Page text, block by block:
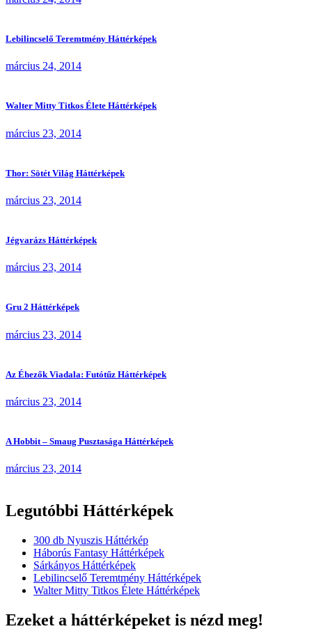
Lebilincselő Teremtmény Háttérképek
március 24, 2014
Walter Mitty Titkos Élete Háttérképek
március 23, 2014
Thor: Sötét Világ Háttérképek
március 23, 2014
Jégvarázs Háttérképek
március 23, 2014
Gru 2 Háttérképek
március 23, 2014
Az Éhezők Viadala: Futótűz Háttérképek
március 23, 2014
A Hobbit – Smaug Pusztasága Háttérképek
március 23, 2014
Legutóbbi Háttérképek
300 db Nyuszis Háttérkép
Háborús Fantasy Háttérképek
Sárkányos Háttérképek
Lebilincselő Teremtmény Háttérképek
Walter Mitty Titkos Élete Háttérképek
Ezeket a háttérképeket is nézd meg!